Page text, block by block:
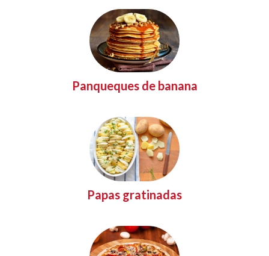
Panqueques de banana
Papas gratinadas